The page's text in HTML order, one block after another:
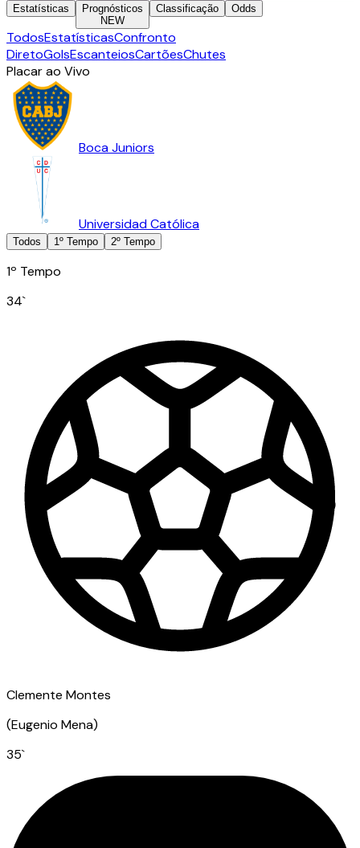
Estatísticas
Prognósticos
NEW
Classificação Odds
TodosEstatísticasConfronto
DiretoGolsEscanteiosCartõesChutes
Placar ao Vivo
Boca Juniors
Universidad Católica
Todos 1º Tempo 2º Tempo
1º Tempo
34`
Clemente Montes
(Eugenio Mena)
35`